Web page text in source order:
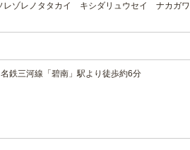
レゾレノタタカイ キシダリュウセイ ナカガワ
鉄三河線「碧南」駅より徒歩約6分